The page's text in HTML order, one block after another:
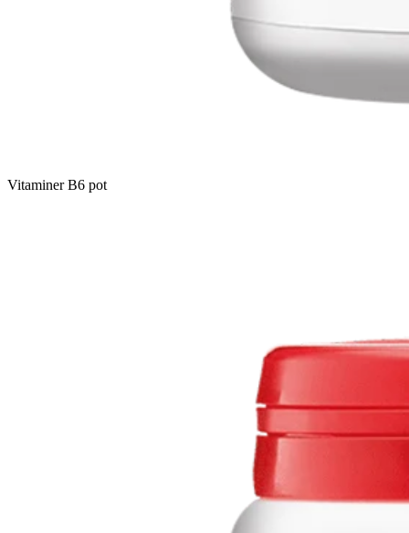
Vitaminer B6 pot